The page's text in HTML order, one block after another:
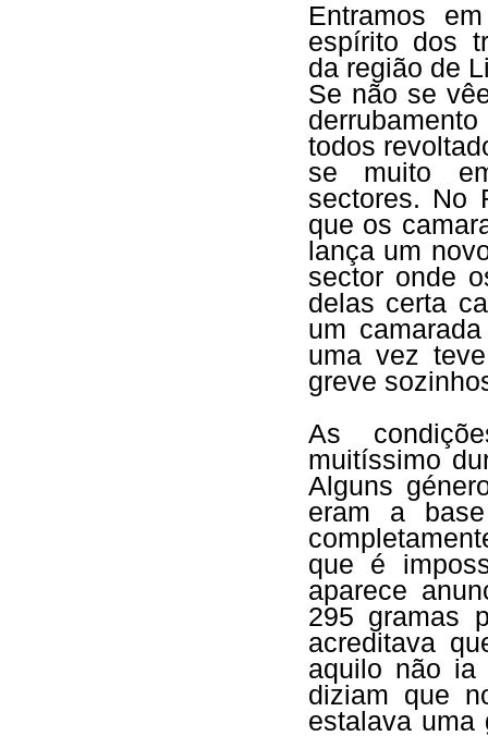
Entramos
espírito dos
da região de
Se não se
todos
se muito
sectores. No
que os
lança um
sector onde
delas certa
um
uma vez
greve
As
muitíssimo
Alguns
eram a
que é
aparece
295 gramas
acreditava
aquilo não ia
diziam que
estalava uma